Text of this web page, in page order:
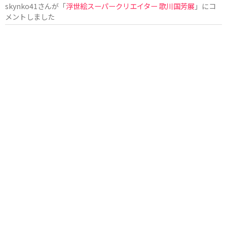
skynko41さんが「浮世絵スーパークリエイター 歌川国芳展 」にコ
メントしました